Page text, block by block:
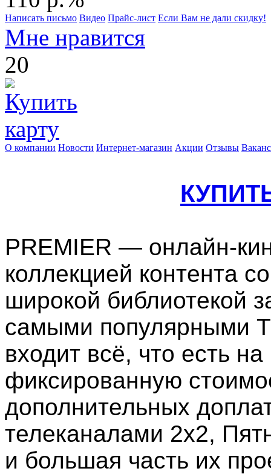
Написать письмо Видео Прайс-лист Если Вам не дали скидку!
Мне нравится
20
О компании Новости Интернет-магазин Акции Отзывы
PREMIER — онлайн-
коллекцией контента
широкой библиотекой
самыми популярными
входит всё, что есть
фиксированную
дополнительных
телеканалами 2x2,
и большая часть их